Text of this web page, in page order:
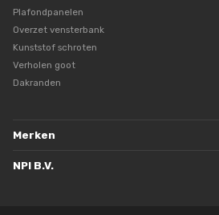
Plafondpanelen
Overzet vensterbank
Kunststof schroten
Verholen goot
Dakranden
Merken
NPI B.V.